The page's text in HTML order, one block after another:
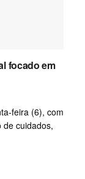
focado em
feira (6), com
de cuidados,